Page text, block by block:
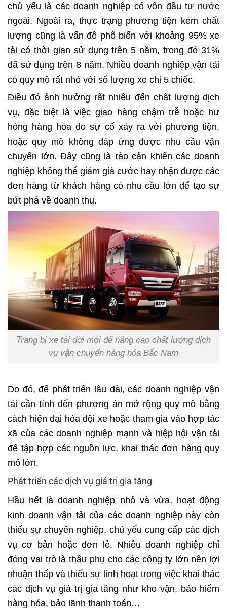
chủ yếu là các doanh nghiệp có vốn đầu tư nước
ngoài. Ngoài ra, thực trạng phương tiện kém chất
lượng cũng là vấn đề phổ biến với khoảng 95% xe
tải có thời gian sử dụng trên 5 năm, trong đó 31%
đã sử dụng trên 8 năm. Nhiều doanh nghiệp vận tải
có quy mô rất nhỏ với số lượng xe chỉ 5 chiếc.
Điều đó ảnh hưởng rất nhiều đến chất lượng dịch
vụ, đặc biệt là việc giao hàng chậm trễ hoặc hư
hỏng hàng hóa do sự cố xảy ra với phương tiện,
hoặc quy mô không đáp ứng được nhu cầu vận
chuyển lớn. Đây cũng là rào cản khiến các doanh
nghiệp không thể giảm giá cước hay nhận được các
đơn hàng từ khách hàng có nhu cầu lớn để tạo sự
bứt phá về doanh thu.
Trang bị xe tải đời mới để nâng cao chất lượng dịch
vụ vận chuyển hàng hóa Bắc Nam
Do đó, để phát triển lâu dài, các doanh nghiệp vận
tải cần tính đến phương án mở rộng quy mô bằng
cách hiện đại hóa đội xe hoặc tham gia vào hợp tác
xã của các doanh nghiệp mạnh và hiệp hội vận tải
để tập hợp các nguồn lực, khai thác đơn hàng quy
mô lớn.
Phát triển các dịch vụ giá trị gia tăng
Hầu hết là doanh nghiệp nhỏ và vừa, hoạt động
kinh doanh vận tải của các doanh nghiệp này còn
thiếu sự chuyên nghiệp, chủ yếu cung cấp các dịch
vụ cơ bản hoặc đơn lẻ. Nhiều doanh nghiệp chỉ
đóng vai trò là thầu phụ cho các công ty lớn nên lợi
nhuận thấp và thiếu sự linh hoạt trong việc khai thác
các dịch vụ giá trị gia tăng như kho vận, bảo hiểm
hàng hóa, bảo lãnh thanh toán…